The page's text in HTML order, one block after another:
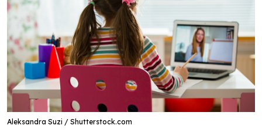
Aleksandra Suzi / Shutterstock.com